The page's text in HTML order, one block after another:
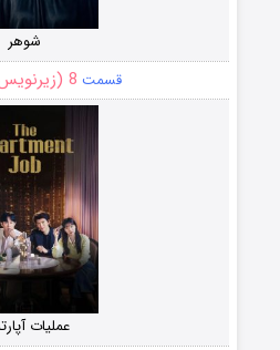
شوهر
قسمت 8 (زیرنویس)
عملیات